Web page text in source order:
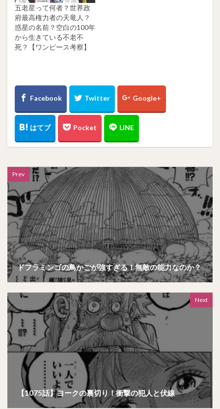
五老星って何者？世界政
府最高権力者の天竜人？
惑星の名前？空白の100年
から生きている不老不
死？【ワンピース考察】
Prev
ドフラミンゴの鳥かごが強すぎる！無敵の能力なのか？
Next
【1075話】ヨークの裏切り！衝撃の犯人と伏線